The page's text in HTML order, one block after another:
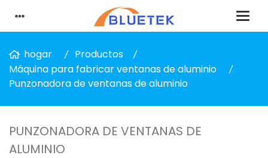
hogar
Productos
Máquina para fabricar ventanas de aluminio
Punzonadora de ventanas de aluminio
PUNZONADORA DE VENTANAS DE
ALUMINIO